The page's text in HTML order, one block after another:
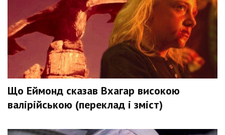
Що Еймонд сказав Вхагар високою
валірійською (переклад і зміст)